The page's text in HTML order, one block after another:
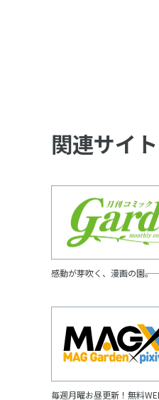
関連サイト
感動が芽吹く、漫画の園――。
毎週月曜お昼更新！無料